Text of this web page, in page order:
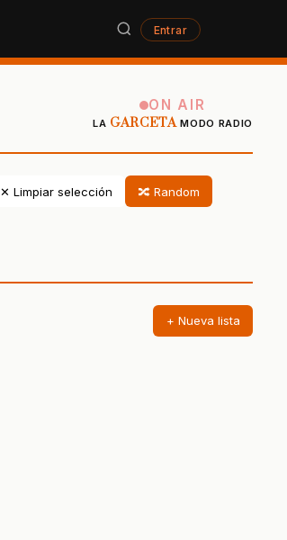
Entrar
ON AIR
LA GARCETAMODO RADIO
✕ Limpiar selección 🔀 Random
+ Nueva lista